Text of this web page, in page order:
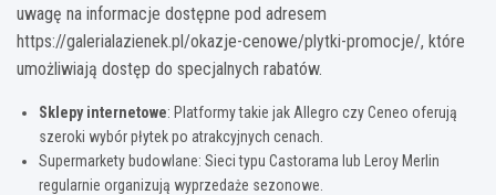
uwagę na informacje dostępne pod adresem
https://galerialazienek.pl/okazje-cenowe/plytki-promocje/, które
umożliwiają dostęp do specjalnych rabatów.
Sklepy internetowe: Platformy takie jak Allegro czy Ceneo oferują
szeroki wybór płytek po atrakcyjnych cenach.
Supermarkety budowlane: Sieci typu Castorama lub Leroy Merlin
regularnie organizują wyprzedaże sezonowe.